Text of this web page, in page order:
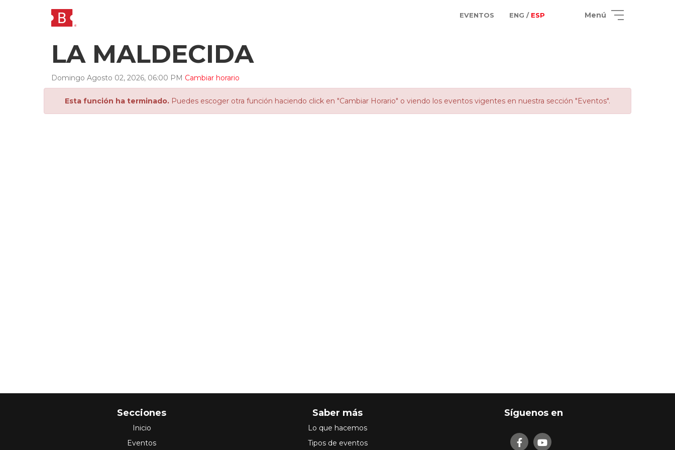
EVENTOS ENG / ESP Menú
LA MALDECIDA
Domingo Agosto 02, 2026, 06:00 PM Cambiar horario
Esta función ha terminado. Puedes escoger otra función haciendo click en "Cambiar Horario" o viendo los eventos vigentes en nuestra sección "Eventos".
Secciones
Inicio
Eventos
Saber más
Lo que hacemos
Tipos de eventos
Síguenos en